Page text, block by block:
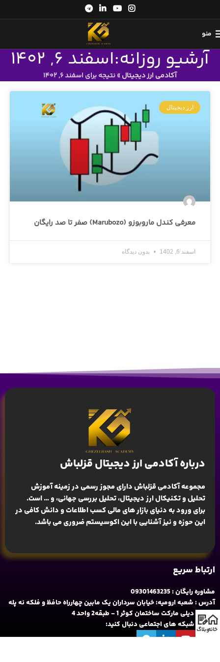
منو
آرشیو روزانه:اسفند 6, 1402
آکادمی ارز دیجیتال»نتیجه برای اسفند 6, 1402
ارز دیجیتال
معرفی کندل ماروبوزو (Marubozo) صفر تا صد رایگان
اسفند 6, 1402 بدون دیدگاه
درباره آکادمی ارز دیجیتال قزلباش
مجموعه آکادمی قزلباش دارای مجوز رسمی در زمینهآموزش
تحلیل و تکنیکال ارز دیجیتال، تحلیل بررسی جهانی، و … است.
برای ورود به دنیای بازار های مالی کسب اطلاعات و دانش کافی در
این حوزه و نیز آشنایی با این اکوسیستم ضروری می باشد.
ارتباط سریع
مشاوره رایگان : 09301463235
آدرس : شعبه ارومیه: خیابان سرداران یک مابین چهارراه حافظ و فلکه نه پله
روبروی دیلی مارکت ساختمان کوثر 1 - طبقه2 واحد 4
ما را در شبکه های اجتماعی دنبال کنید:
خانهوبلاگ